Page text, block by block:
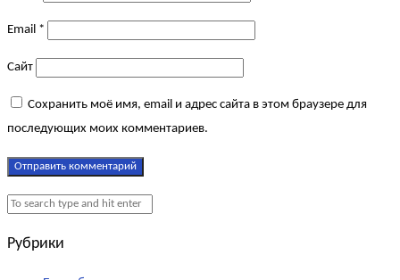
Email *
Сайт
Сохранить моё имя, email и адрес сайта в этом браузере для
последующих моих комментариев.
Рубрики